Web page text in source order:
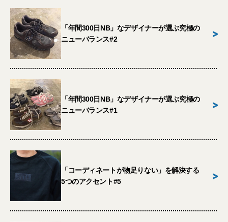
「年間300日NB」なデザイナーが選ぶ究極の
ニューバランス#2
>
「年間300日NB」なデザイナーが選ぶ究極の
ニューバランス#1
>
「コーディネートが物足りない」を解決する
5つのアクセント#5
>